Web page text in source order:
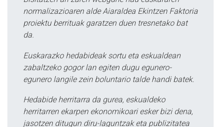
normalizazioaren alde Aiaraldea Ekintzen Faktoria
proiektu berrituak garatzen duen tresnetako bat
da.
Euskarazko hedabideak sortu eta eskualdean
zabaltzeko gogor lan egiten dugu egunero-
egunero langile zein boluntario talde handi batek.
Hedabide herritarra da gurea, eskualdeko
herritarren ekarpen ekonomikoari esker bizi dena,
jasotzen ditugun diru-laguntzak eta publizitatea